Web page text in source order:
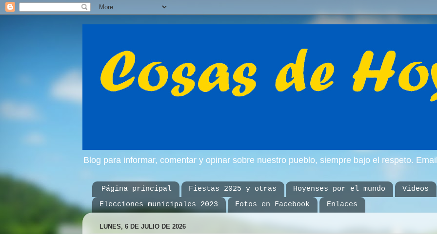
Blog para informar, comentar y opinar sobre nuestro pueblo, siempre bajo el respeto.
Página principal Fiestas 2025 y otras Hoyenses por el mundo
Videos
Elecciones municipales 2023
Fotos en Facebook Enlaces
LUNES, 6 DE JULIO DE 2026